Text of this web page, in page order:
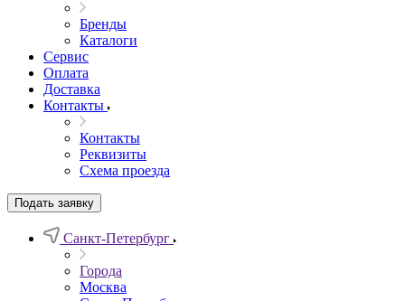
Бренды
Каталоги
Сервис
Оплата
Доставка
Контакты
Контакты
Реквизиты
Схема проезда
Подать заявку
Санкт-Петербург
Города
Москва